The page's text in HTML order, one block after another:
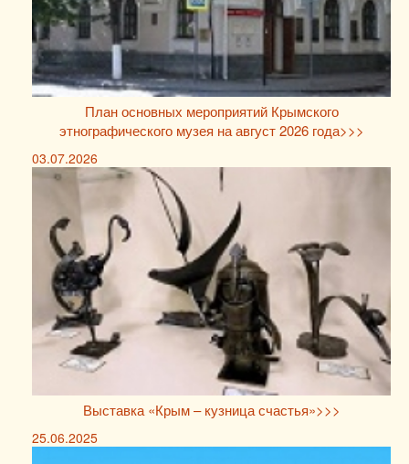
План основных мероприятий Крымского
этнографического музея на август 2026 года>>>
03.07.2026
Выставка «Крым – кузница счастья»>>>
25.06.2025